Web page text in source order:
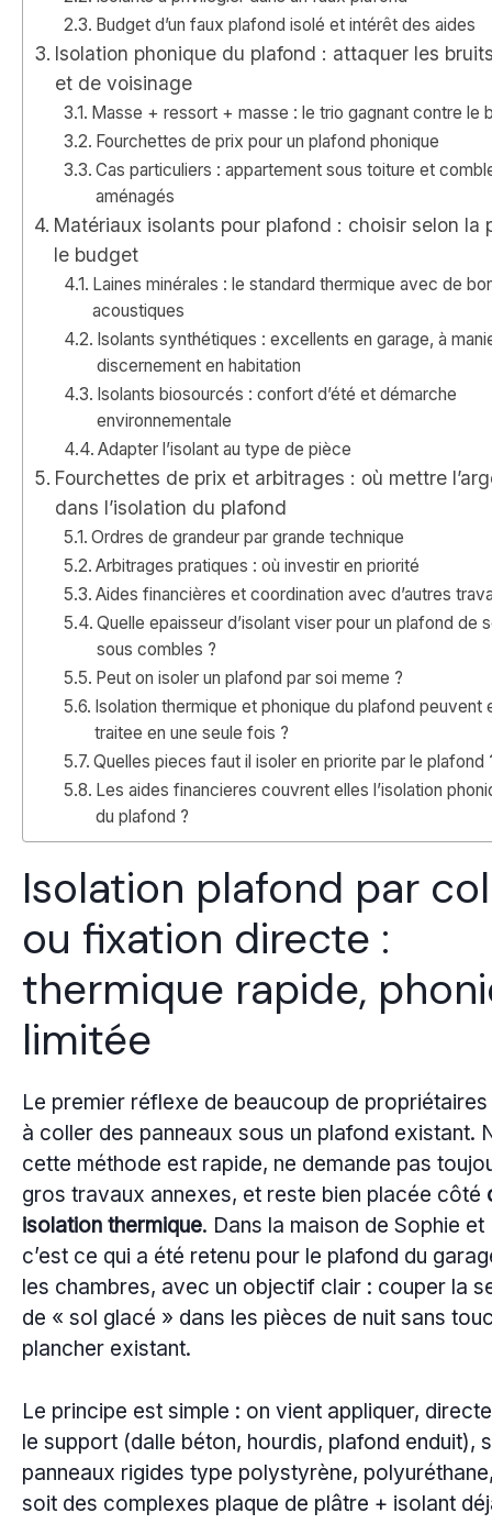
Budget d’un faux plafond isolé et intérêt des aides
Isolation phonique du plafond : attaquer les
et de voisinage
Masse + ressort + masse : le trio gagnant contre le
Fourchettes de prix pour un plafond phonique
Cas particuliers : appartement sous toiture et
aménagés
Matériaux isolants pour plafond : choisir selon la
le budget
Laines minérales : le standard thermique avec de
acoustiques
Isolants synthétiques : excellents en garage, à
discernement en habitation
Isolants biosourcés : confort d’été et démarche
environnementale
Adapter l’isolant au type de pièce
Fourchettes de prix et arbitrages : où mettre
dans l’isolation du plafond
Ordres de grandeur par grande technique
Arbitrages pratiques : où investir en priorité
Aides financières et coordination avec d’autres
Quelle epaisseur d’isolant viser pour un plafond de
sous combles ?
Peut on isoler un plafond par soi meme ?
Isolation thermique et phonique du plafond peuvent
traitee en une seule fois ?
Quelles pieces faut il isoler en priorite par le plafond
Les aides financieres couvrent elles l’isolation
du plafond ?
Isolation plafond par
ou fixation directe :
thermique rapide,
limitée
Le premier réflexe de beaucoup de
à coller des panneaux sous un plafond existant.
cette méthode est rapide, ne demande pas
gros travaux annexes, et reste bien placée côté
isolation thermique. Dans la maison de Sophie
c’est ce qui a été retenu pour le plafond du
les chambres, avec un objectif clair : couper la
de « sol glacé » dans les pièces de nuit sans
plancher existant.
Le principe est simple : on vient appliquer,
le support (dalle béton, hourdis, plafond enduit),
panneaux rigides type polystyrène,
soit des complexes plaque de plâtre + isolant